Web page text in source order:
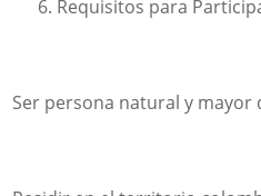
Requisitos para
Ser persona natural y mayor